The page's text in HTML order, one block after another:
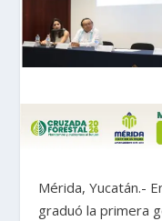
Mérida, Yucatán.-
graduó la primera